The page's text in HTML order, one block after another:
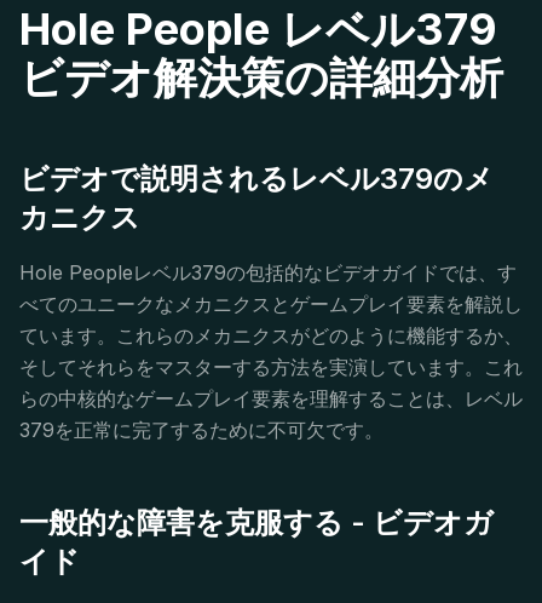
Hole People レベル379
ビデオ解決策の詳細分析
ビデオで説明されるレベル379のメ
カニクス
Hole Peopleレベル379の包括的なビデオガイドでは、す
べてのユニークなメカニクスとゲームプレイ要素を解説し
ています。これらのメカニクスがどのように機能するか、
そしてそれらをマスターする方法を実演しています。これ
らの中核的なゲームプレイ要素を理解することは、レベル
379を正常に完了するために不可欠です。
一般的な障害を克服する - ビデオガ
イド